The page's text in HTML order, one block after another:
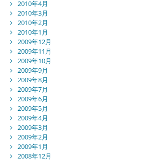
2010年4月
2010年3月
2010年2月
2010年1月
2009年12月
2009年11月
2009年10月
2009年9月
2009年8月
2009年7月
2009年6月
2009年5月
2009年4月
2009年3月
2009年2月
2009年1月
2008年12月